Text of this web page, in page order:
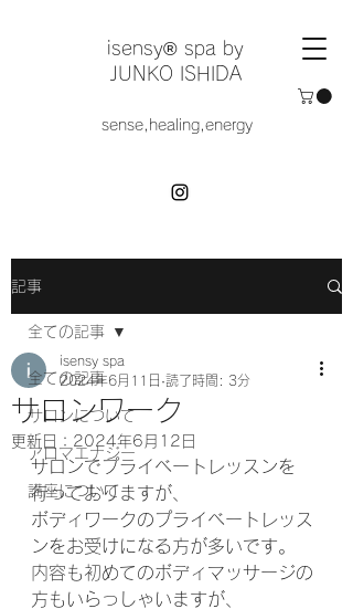
​isensy®︎ spa by
JUNKO ISHIDA
sense,healing,energy
記事
全ての記事
サロンについて
アロマエナジー
講座について
全ての記事
サロンワーク
isensy spa
2024年6月11日 読了時間: 3分
更新日： 2024年6月12日
サロンでプライベートレッスンを
行っておりますが、
ボディワークのプライベートレッス
ンをお受けになる方が多いです。
内容も初めてのボディマッサージの
方もいらっしゃいますが、